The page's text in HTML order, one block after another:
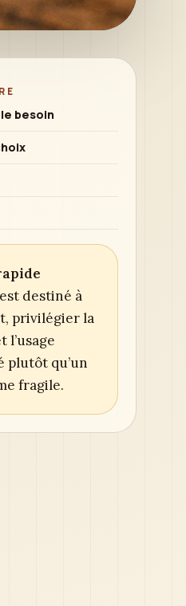
besoin
destiné à
privilégier la
l’usage
plutôt qu’un
fragile.